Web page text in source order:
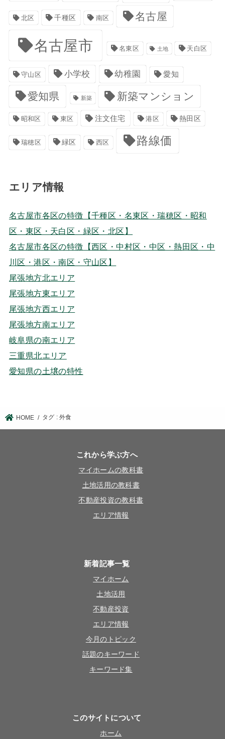
北区 千種区 南区 名古屋
名古屋市 名東区 土地 天白区
守山区 小学校 幼稚園 愛知
愛知県 新築 新築マンション
昭和区 東区 注文住宅 港区 熱田区
瑞穂区 緑区 西区 路線価
エリア情報
名古屋市各区の特徴【千種区・名東区・瑞穂区・昭和
区・東区・天白区・緑区・北区】
名古屋市各区の特徴【西区・中村区・中区・熱田区・中
川区・港区・南区・守山区】
尾張地方北エリア
尾張地方東エリア
尾張地方西エリア
尾張地方南エリア
岐阜県の南エリア
三重県北エリア
愛知県の土壌の特性
HOME タグ : 外食
これから学ぶ方へ
マイホームの教科書
土地活用の教科書
不動産投資の教科書
エリア情報
新着記事一覧
マイホーム
土地活用
不動産投資
エリア情報
今月のトピック
話題のキーワード
キーワード集
このサイトについて
ホーム